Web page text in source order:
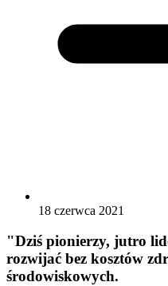
18 czerwca 2021
"Dziś pionierzy, jutro
rozwijać bez kosztów
środowiskowych.